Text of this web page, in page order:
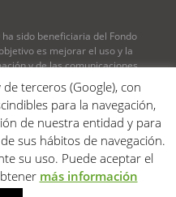
ha sido beneficiaria del Fondo
es mejorar el uso y la
y de las comunicaciones
de comercio electrónico
(fecha) Para ello ha contado
de la Cámara de Ciudad Real
terceros (Google), con
para la navegación,
de nuestra entidad y para
sus hábitos de navegación.
su uso. Puede aceptar el
más información